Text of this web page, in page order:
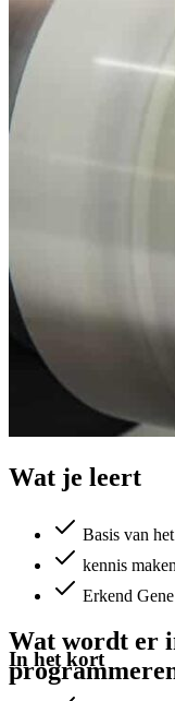
Wat je leert
Basis van
kennis
Erkend
Wat wordt er
In het kort